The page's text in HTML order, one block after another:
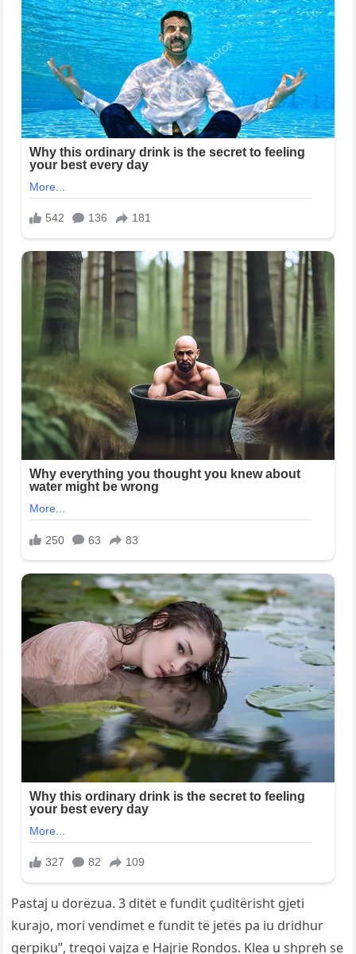
Pastaj u dorëzua. 3 ditët e fundit çuditërisht gjeti
kurajo, mori vendimet e fundit të jetës pa iu dridhur
qerpiku”, tregoi vajza e Hajrie Rondos. Klea u shpreh se